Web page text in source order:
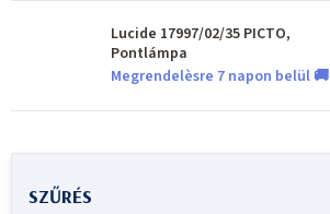
Lucide 17997/02/35 PICTO,
Pontlámpa
Megrendelèsre 7 napon belül 🚚